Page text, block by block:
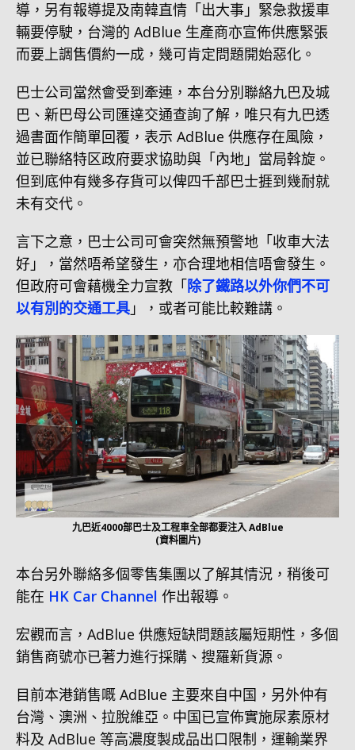
導，另有報導提及南韓直情「出大事」緊急救援車
輛要停駛，台灣的 AdBlue 生產商亦宣佈供應緊張
而要上調售價約一成，幾可肯定問題開始惡化。
巴士公司當然會受到牽連，本台分別聯絡九巴及城
巴、新巴母公司匯達交通查詢了解，唯只有九巴透
過書面作簡單回覆，表示 AdBlue 供應存在風險，
並已聯絡特区政府要求協助與「內地」當局斡旋。
但到底仲有幾多存貨可以俾四千部巴士捱到幾耐就
未有交代。
言下之意，巴士公司可會突然無預警地「收車大法
好」，當然唔希望發生，亦合理地相信唔會發生。
但政府可會藉機全力宣教「除了鐵路以外你們不可
以有別的交通工具 」，或者可能比較難講。
九巴近4000部巴士及工程車全部都要注入 AdBlue
(資料圖片)
本台另外聯絡多個零售集團以了解其情況，稍後可
能在 HK Car Channel 作出報導。
宏觀而言，AdBlue 供應短缺問題該屬短期性，多個
銷售商號亦已著力進行採購、搜羅新貨源。
目前本港銷售嘅 AdBlue 主要來自中国，另外仲有
台灣、澳洲、拉脫維亞。中国已宣佈實施尿素原材
料及 AdBlue 等高濃度製成品出口限制，運輸業界